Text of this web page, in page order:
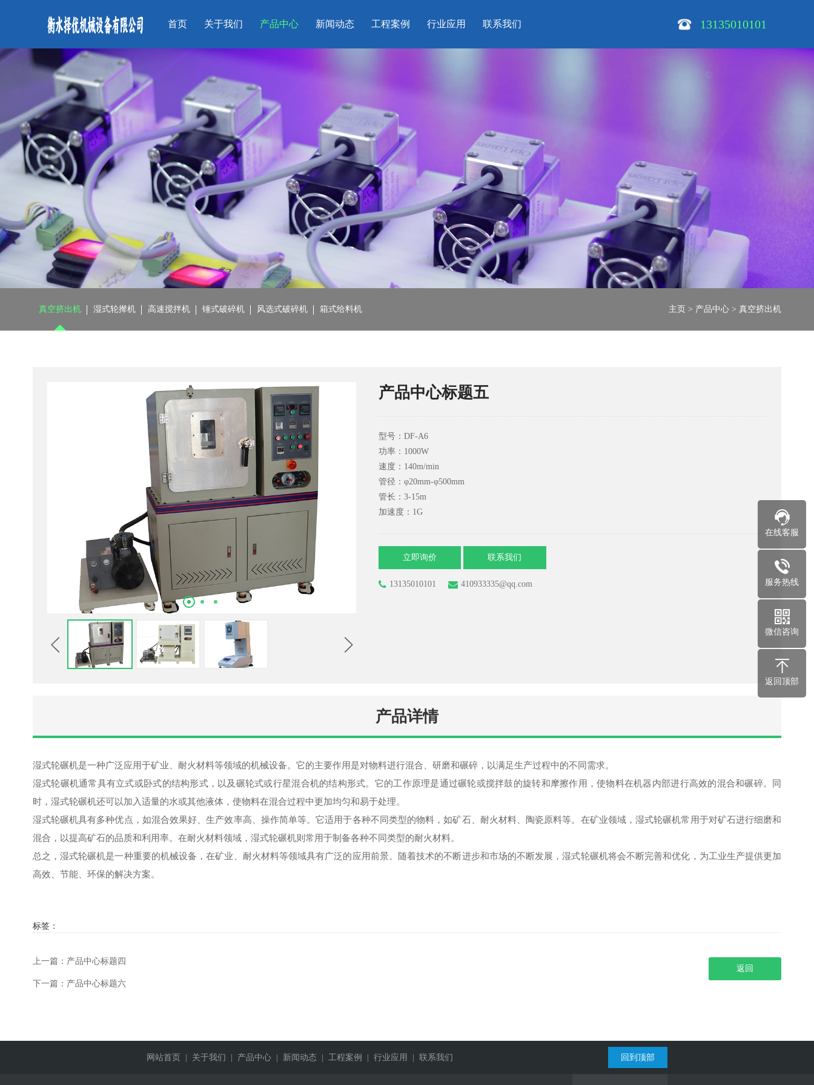
首页 关于我们 产品中心 新闻动态 工程案例 行业应用 联系我们 13135010101
真空挤出机 湿式轮撵机 高速搅拌机 锤式破碎机 风选式破碎机 箱式给料机 主页 > 产品中心 >真空挤出机
产品中心标题五
型号：DF-A6
功率：1000W
速度：140m/min
管径：φ20mm-φ500mm
管长：3-15m
加速度：1G
立即询价 联系我们
13135010101 410933335@qq.com
产品详情
湿式轮碾机是一种广泛应用于矿业、耐火材料等领域的机械设备。它的主要作用是对物料进行混合、研磨和碾碎，以满足生产过程中的不同需求。
湿式轮碾机通常具有立式或卧式的结构形式，以及碾轮式或行星混合机的结构形式。它的工作原理是通过碾轮或搅拌鼓的旋转和摩擦作用，使物料在机器内部进行高效的混合和碾碎。同
时，湿式轮碾机还可以加入适量的水或其他液体，使物料在混合过程中更加均匀和易于处理。
湿式轮碾机具有多种优点，如混合效果好、生产效率高、操作简单等。它适用于各种不同类型的物料，如矿石、耐火材料、陶瓷原料等。在矿业领域，湿式轮碾机常用于对矿石进行细磨和
混合，以提高矿石的品质和利用率。在耐火材料领域，湿式轮碾机则常用于制备各种不同类型的耐火材料。
总之，湿式轮碾机是一种重要的机械设备，在矿业、耐火材料等领域具有广泛的应用前景。随着技术的不断进步和市场的不断发展，湿式轮碾机将会不断完善和优化，为工业生产提供更加
高效、节能、环保的解决方案。
标签：
上一篇：产品中心标题四
下一篇：产品中心标题六
返回
网站首页 | 关于我们 | 产品中心| 新闻动态| 工程案例 | 行业应用 | 联系我们 回到顶部
在线客服
服务热线
微信咨询
返回顶部